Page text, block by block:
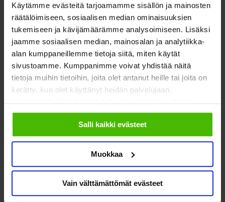
Käytämme evästeitä tarjoamamme sisällön ja mainosten
räätälöimiseen, sosiaalisen median ominaisuuksien
tukemiseen ja kävijämäärämme analysoimiseen. Lisäksi
jaamme sosiaalisen median, mainosalan ja analytiikka-
alan kumppaneillemme tietoja siitä, miten käytät
sivustoamme. Kumppanimme voivat yhdistää näitä
tietoja muihin tietoihin, joita olet antanut heille tai joita on
kerätty, kun olet käyttänyt heidän palvelujaan.
Valitsemalla "Yksityiskohdat" voit vaikuttaa sallimiisi
evästeisiin.
Salli kaikki evästeet
Muokkaa
Vain välttämättömät evästeet
tiekartta
Muutoksen johtaminen edellyttää strategiaa ja siitä
johdettua toimintasuunnitelmaa. Tätä suunnitelmaa
kutsutaan järjestöjen yhteistyön tiekartaksi, ja sen tehtävä on
kertoa, mihin ja millaisilla askeleilla yhteistyöllä tähtäämme.
Tiekartan laatimiseen pääsemme todennäköisesti
ketteryyttä uudenlaiseen ajatteluun ja yhteistoimintaan. Etä-
tai hybridiyhteistyötyötekniikan lisäksi keskinäisriippuvuuden